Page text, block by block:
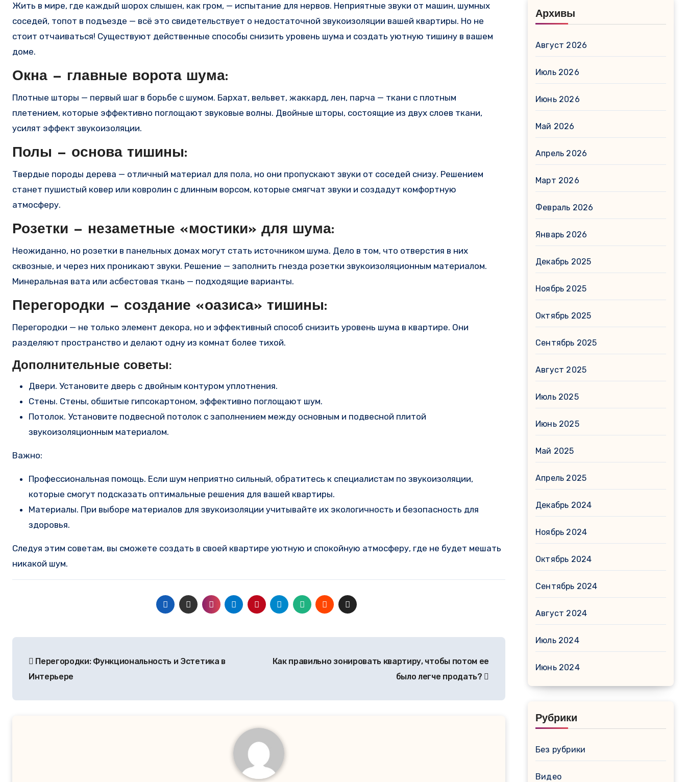
Жить в мире, где каждый шорох слышен, как гром, — испытание для нервов. Неприятные звуки от машин, шумных
соседей, топот в подъезде — всё это свидетельствует о недостаточной звукоизоляции вашей квартиры. Но не
стоит отчаиваться! Существуют действенные способы снизить уровень шума и создать уютную тишину в вашем
доме.
Окна — главные ворота шума:
Плотные шторы — первый шаг в борьбе с шумом. Бархат, вельвет, жаккард, лен, парча — ткани с плотным
плетением, которые эффективно поглощают звуковые волны. Двойные шторы, состоящие из двух слоев ткани,
усилят эффект звукоизоляции.
Полы — основа тишины:
Твердые породы дерева — отличный материал для пола, но они пропускают звуки от соседей снизу. Решением
станет пушистый ковер или ковролин с длинным ворсом, которые смягчат звуки и создадут комфортную
атмосферу.
Розетки — незаметные «мостики» для шума:
Неожиданно, но розетки в панельных домах могут стать источником шума. Дело в том, что отверстия в них
сквозные, и через них проникают звуки. Решение — заполнить гнезда розетки звукоизоляционным материалом.
Минеральная вата или асбестовая ткань — подходящие варианты.
Перегородки — создание «оазиса» тишины:
Перегородки — не только элемент декора, но и эффективный способ снизить уровень шума в квартире. Они
разделяют пространство и делают одну из комнат более тихой.
Дополнительные советы:
Двери. Установите дверь с двойным контуром уплотнения.
Стены. Стены, обшитые гипсокартоном, эффективно поглощают шум.
Потолок. Установите подвесной потолок с заполнением между основным и подвесной плитой
звукоизоляционным материалом.
Важно:
Профессиональная помощь. Если шум неприятно сильный, обратитесь к специалистам по звукоизоляции,
которые смогут подсказать оптимальные решения для вашей квартиры.
Материалы. При выборе материалов для звукоизоляции учитывайте их экологичность и безопасность для
здоровья.
Следуя этим советам, вы сможете создать в своей квартире уютную и спокойную атмосферу, где не будет мешать
никакой шум.
Перегородки: Функциональность и Эстетика в
Интерьере
Как правильно зонировать квартиру, чтобы потом ее
было легче продать?
Архивы
Август 2026
Июль 2026
Июнь 2026
Май 2026
Апрель 2026
Март 2026
Февраль 2026
Январь 2026
Декабрь 2025
Ноябрь 2025
Октябрь 2025
Сентябрь 2025
Август 2025
Июль 2025
Июнь 2025
Май 2025
Апрель 2025
Декабрь 2024
Ноябрь 2024
Октябрь 2024
Сентябрь 2024
Август 2024
Июль 2024
Июнь 2024
Рубрики
Без рубрики
Видео